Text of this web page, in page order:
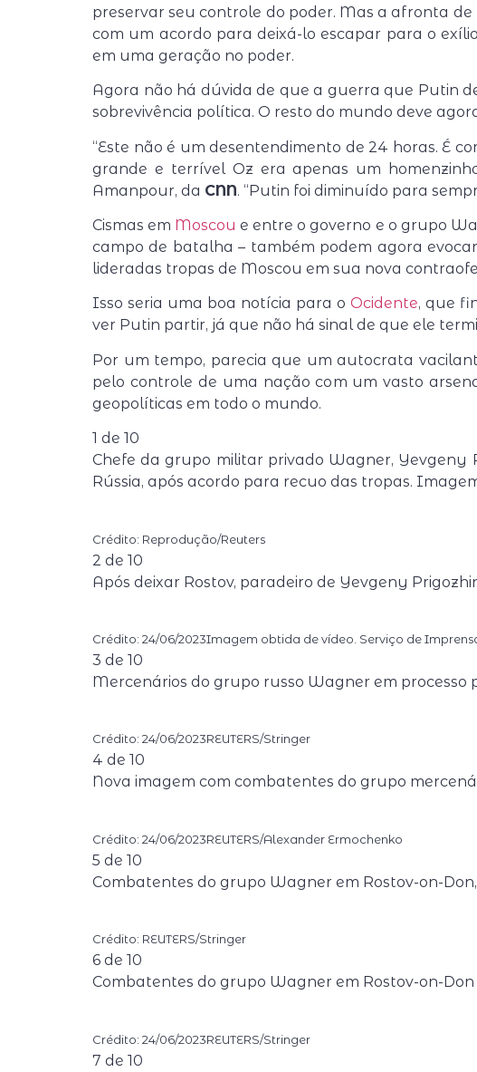
preservar seu controle do poder. Mas a afronta
com um acordo para deixá-lo escapar para o
em uma geração no poder.
Agora não há dúvida de que a guerra que Putin
sobrevivência política. O resto do mundo deve
“Este não é um desentendimento de 24 horas. É
grande e terrível Oz era apenas um
Amanpour, da CNN. “Putin foi diminuído para
Cismas em Moscou e entre o governo e o grupo
campo de batalha – também podem agora
lideradas tropas de Moscou em sua nova
Isso seria uma boa notícia para o Ocidente, que
ver Putin partir, já que não há sinal de que ele
Por um tempo, parecia que um autocrata
pelo controle de uma nação com um vasto
geopolíticas em todo o mundo.
1 de 10
Chefe da grupo militar privado Wagner, Yevgeny
Rússia, após acordo para recuo das tropas.
Crédito: Reprodução/Reuters
2 de 10
Após deixar Rostov, paradeiro de Yevgeny
Crédito: 24/06/2023Imagem obtida de vídeo. Serviço de
3 de 10
Mercenários do grupo russo Wagner em processo
Crédito: 24/06/2023REUTERS/Stringer
4 de 10
Nova imagem com combatentes do grupo
Crédito: 24/06/2023REUTERS/Alexander Ermochenko
5 de 10
Combatentes do grupo Wagner em Rostov-on-
Crédito: REUTERS/Stringer
6 de 10
Combatentes do grupo Wagner em Rostov-on-Don
Crédito: 24/06/2023REUTERS/Stringer
7 de 10